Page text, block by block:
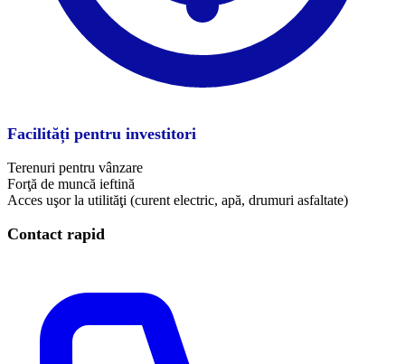
Facilități pentru investitori
Terenuri pentru vânzare
Forţă de muncă ieftină
Acces uşor la utilităţi (curent electric, apă, drumuri asfaltate)
Contact rapid